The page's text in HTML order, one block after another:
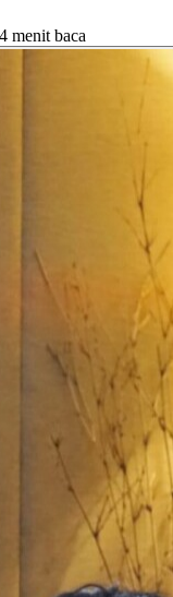
4 menit baca